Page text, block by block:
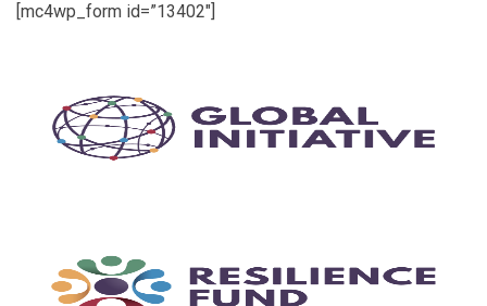
[mc4wp_form id=”13402″]